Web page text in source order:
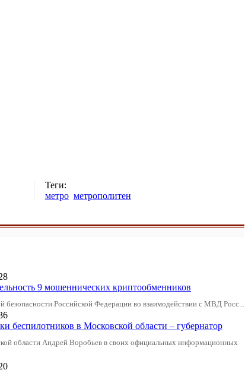
Теги:
метро метрополитен
9 мошеннических криптообменников
Российской Федерации во взаимодействии с МВД Росс...
беспилотников в Московской области – губернатор
области Андрей Воробьев в своих официальных информационных